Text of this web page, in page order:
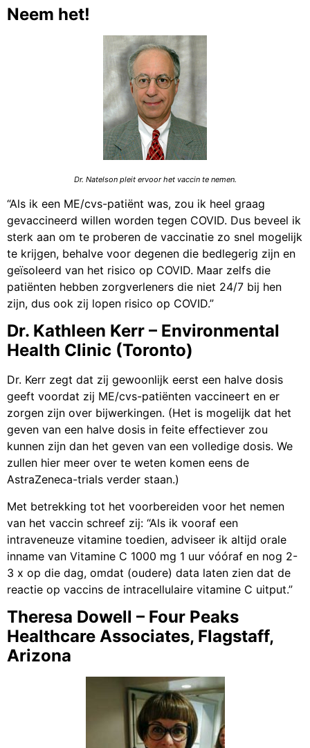
Neem het!
Dr. Natelson pleit ervoor het vaccin te nemen.
“Als ik een ME/cvs-patiënt was, zou ik heel graag
gevaccineerd willen worden tegen COVID. Dus beveel ik
sterk aan om te proberen de vaccinatie zo snel mogelijk
te krijgen, behalve voor degenen die bedlegerig zijn en
geïsoleerd van het risico op COVID. Maar zelfs die
patiënten hebben zorgverleners die niet 24/7 bij hen
zijn, dus ook zij lopen risico op COVID.”
Dr. Kathleen Kerr – Environmental
Health Clinic (Toronto)
Dr. Kerr zegt dat zij gewoonlijk eerst een halve dosis
geeft voordat zij ME/cvs-patiënten vaccineert en er
zorgen zijn over bijwerkingen. (Het is mogelijk dat het
geven van een halve dosis in feite effectiever zou
kunnen zijn dan het geven van een volledige dosis. We
zullen hier meer over te weten komen eens de
AstraZeneca-trials verder staan.)
Met betrekking tot het voorbereiden voor het nemen
van het vaccin schreef zij: “Als ik vooraf een
intraveneuze vitamine toedien, adviseer ik altijd orale
inname van Vitamine C 1000 mg 1 uur vóóraf en nog 2-
3 x op die dag, omdat (oudere) data laten zien dat de
reactie op vaccins de intracellulaire vitamine C uitput.”
Theresa Dowell – Four Peaks
Healthcare Associates, Flagstaff,
Arizona